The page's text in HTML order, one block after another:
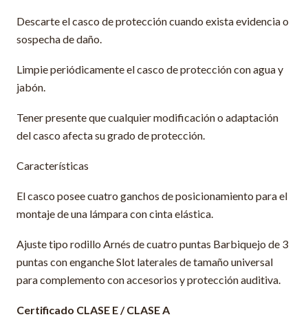
Descarte el casco de protección cuando exista evidencia o
sospecha de daño.
Limpie periódicamente el casco de protección con agua y
jabón.
Tener presente que cualquier modificación o adaptación
del casco afecta su grado de protección.
Características
El casco posee cuatro ganchos de posicionamiento para el
montaje de una lámpara con cinta elástica.
Ajuste tipo rodillo Arnés de cuatro puntas Barbiquejo de 3
puntas con enganche Slot laterales de tamaño universal
para complemento con accesorios y protección auditiva.
Certificado CLASE E / CLASE A